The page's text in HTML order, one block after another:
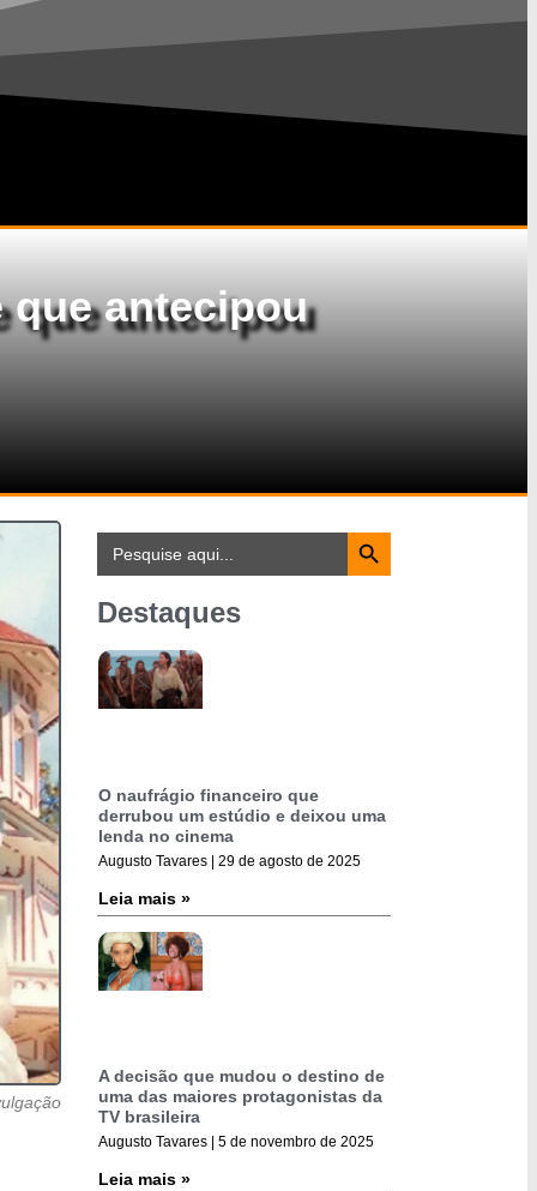
que antecipou
Search
for:
Search Button
Destaques
O naufrágio financeiro que
derrubou um estúdio e deixou uma
lenda no cinema
Augusto Tavares 29 de agosto de 2025
Leia mais »
A decisão que mudou o destino de
uma das maiores protagonistas da
TV brasileira
Augusto Tavares 5 de novembro de 2025
Leia mais »